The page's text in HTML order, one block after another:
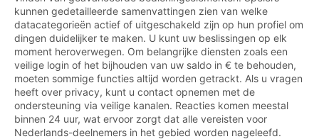
kunnen gedetailleerde samenvattingen zien van welke
datacategorieën actief of uitgeschakeld zijn op hun profiel om
dingen duidelijker te maken. U kunt uw beslissingen op elk
moment heroverwegen. Om belangrijke diensten zoals een
veilige login of het bijhouden van uw saldo in € te behouden,
moeten sommige functies altijd worden getrackt. Als u vragen
heeft over privacy, kunt u contact opnemen met de
ondersteuning via veilige kanalen. Reacties komen meestal
binnen 24 uur, wat ervoor zorgt dat alle vereisten voor
Nederlands-deelnemers in het gebied worden nageleefd.